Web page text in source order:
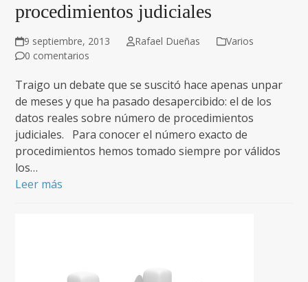
procedimientos judiciales
9 septiembre, 2013 Rafael Dueñas
Varios
0 comentarios
Traigo un debate que se suscitó hace apenas unpar
de meses y que ha pasado desapercibido: el de los
datos reales sobre número de procedimientos
judiciales. Para conocer el número exacto de
procedimientos hemos tomado siempre por válidos
los…
Leer más